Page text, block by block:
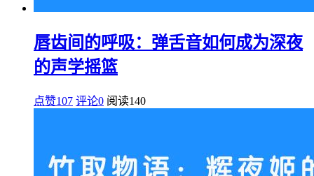
唇齿间的呼吸：弹舌音如何成为深夜
的声学摇篮
点赞107 评论0 阅读140